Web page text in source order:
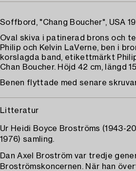
Soffbord, "Chang Boucher", USA
Oval skiva i patinerad brons och
Philip och Kelvin LaVerne, ben i
korslagda band, etikettmärkt
Chan Boucher. Höjd 42 cm, längd
Benen flyttade med senare
Litteratur
Ur Heidi Boyce Broströms (1943-
1976) samling.
Dan Axel Broström var tredje
Broströmskoncernen. När han